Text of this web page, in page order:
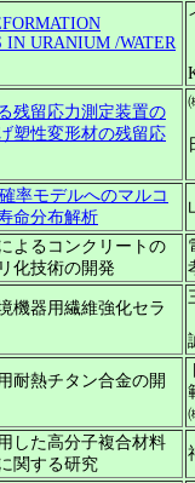
IN URANIUM /WATER
残留応力測定装置の
塑性変形材の残留応
率モデルへのマルコ
命分布解析
よるコンクリートの
化技術の開発
機器用繊維強化セラ
耐熱チタン合金の開
した高分子複合材料
関する研究